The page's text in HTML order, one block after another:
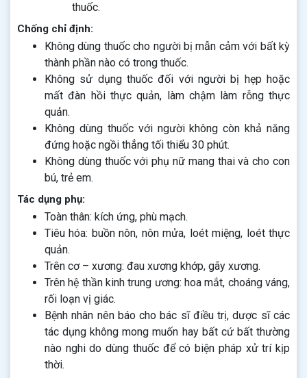
thuốc.
Chống chỉ định:
Không dùng thuốc cho người bị mẫn cảm với bất kỳ
thành phần nào có trong thuốc.
Không sử dụng thuốc đối với người bị hẹp hoặc
mất đàn hồi thực quản, làm chậm làm rỗng thực
quản.
Không dùng thuốc với người không còn khả năng
đứng hoặc ngồi thẳng tối thiểu 30 phút.
Không dùng thuốc với phụ nữ mang thai và cho con
bú, trẻ em.
Tác dụng phụ:
Toàn thân: kích ứng, phù mạch.
Tiêu hóa: buồn nôn, nôn mửa, loét miệng, loét thực
quản.
Trên cơ – xương: đau xương khớp, gãy xương.
Trên hệ thần kinh trung ương: hoa mắt, choáng váng,
rối loạn vị giác.
Bệnh nhân nên báo cho bác sĩ điều trị, dược sĩ các
tác dụng không mong muốn hay bất cứ bất thường
nào nghi do dùng thuốc để có biện pháp xử trí kịp
thời.